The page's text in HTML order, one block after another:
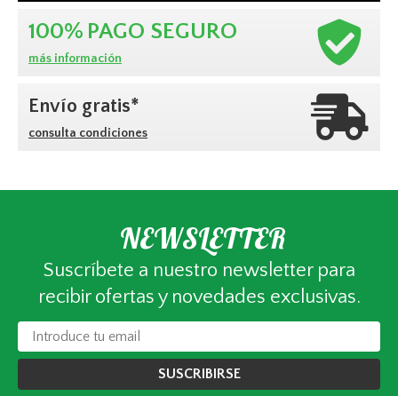
100% PAGO SEGURO
más información
Envío gratis*
consulta condiciones
NEWSLETTER
Suscríbete a nuestro newsletter para
recibir ofertas y novedades exclusivas.
SUSCRIBIRSE